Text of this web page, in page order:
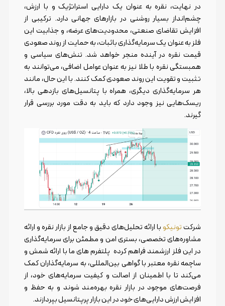
در نهایت، نقره به عنوان یک دارایی استراتژیک و با ارزش،
چشم‌انداز بسیار روشنی در بازارهای جهانی دارد. ترکیبی از
افزایش تقاضای صنعتی، محدودیت‌های عرضه، و جذابیت این
فلز به عنوان یک سرمایه‌گذاری باثبات، به حمایت از روند صعودی
قیمت نقره در آینده منجر خواهد شد. تنش‌های سیاسی و
همبستگی نقره با طلا نیز به عنوان عوامل اضافی، می‌توانند به
تثبیت و تقویت این روند صعودی کمک کنند. با این حال، مانند
هر سرمایه‌گذاری دیگری، همراه با پتانسیل‌های بازدهی بالا،
ریسک‌هایی نیز وجود دارد که باید به دقت مورد بررسی قرار
گیرند.
شرکتتونیکو با ارائه تحلیل‌های دقیق و جامع از بازار نقره و ارائه
مشاوره‌های تخصصی، بستری امن و مطمئن برای سرمایه‌گذاری
در این فلز ارزشمند فراهم کرده پلتفرم های ما با ارائه شمش و
ساچمه نقره معتبر با گواهی بین‌المللی، به سرمایه‌گذاران کمک
می‌کند تا با اطمینان از اصالت و کیفیت سرمایه‌های خود، از
فرصت‌های موجود در بازار نقره بهره‌مند شوند و به حفظ و
افزایش ارزش دارایی‌های خود در این بازار پرپتانسیل بپردازند.